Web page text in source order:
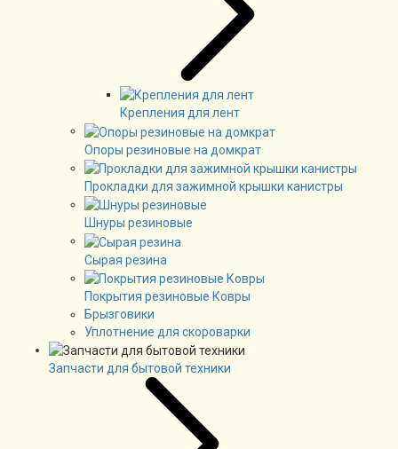
Крепления для лент
Опоры резиновые на домкрат
Прокладки для зажимной крышки канистры
Шнуры резиновые
Сырая резина
Покрытия резиновые Ковры
Брызговики
Уплотнение для скороварки
Запчасти для бытовой техники